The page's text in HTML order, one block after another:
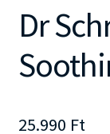
Dr
25.990 Ft